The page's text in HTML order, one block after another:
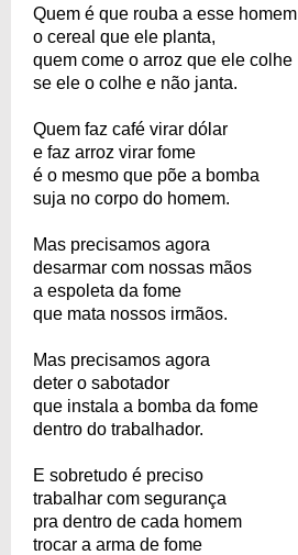
Quem é que rouba a esse homem
o cereal que ele planta,
quem come o arroz que ele colhe
se ele o colhe e não janta.
Quem faz café virar dólar
e faz arroz virar fome
é o mesmo que põe a bomba
suja no corpo do homem.
Mas precisamos agora
desarmar com nossas mãos
a espoleta da fome
que mata nossos irmãos.
Mas precisamos agora
deter o sabotador
que instala a bomba da fome
dentro do trabalhador.
E sobretudo é preciso
trabalhar com segurança
pra dentro de cada homem
trocar a arma de fome